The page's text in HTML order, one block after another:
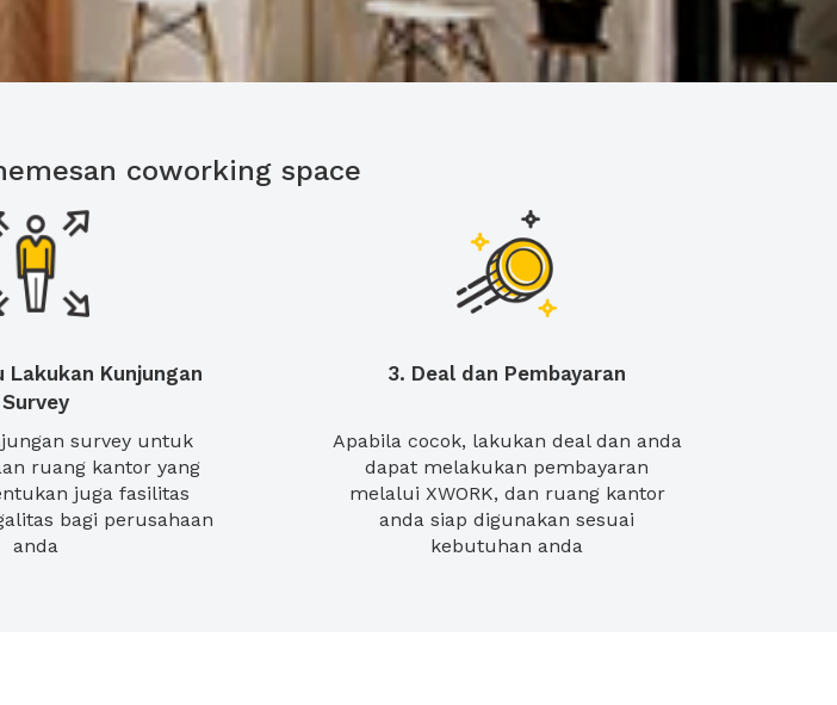
coworking space
Lakukan Kunjungan
Survey
survey untuk
ruang kantor yang
juga fasilitas
bagi perusahaan
anda
3. Deal dan Pembayaran
Apabila cocok, lakukan deal dan anda
dapat melakukan pembayaran
melalui XWORK, dan ruang kantor
anda siap digunakan sesuai
kebutuhan anda